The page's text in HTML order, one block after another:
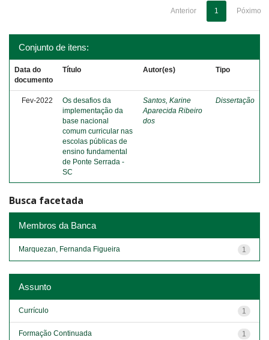
Anterior 1 Póximo
Conjunto de itens:
Data do
documento
Título Autor(es) Tipo
Fev-2022
Os desafios da
implementação da
base nacional
comum curricular nas
escolas públicas de
ensino fundamental
de Ponte Serrada -
SC
Santos, Karine
Aparecida Ribeiro
dos
Dissertação
Busca facetada
Membros da Banca
1
Marquezan, Fernanda Figueira
Assunto
1
Currículo
1
Formação Continuada